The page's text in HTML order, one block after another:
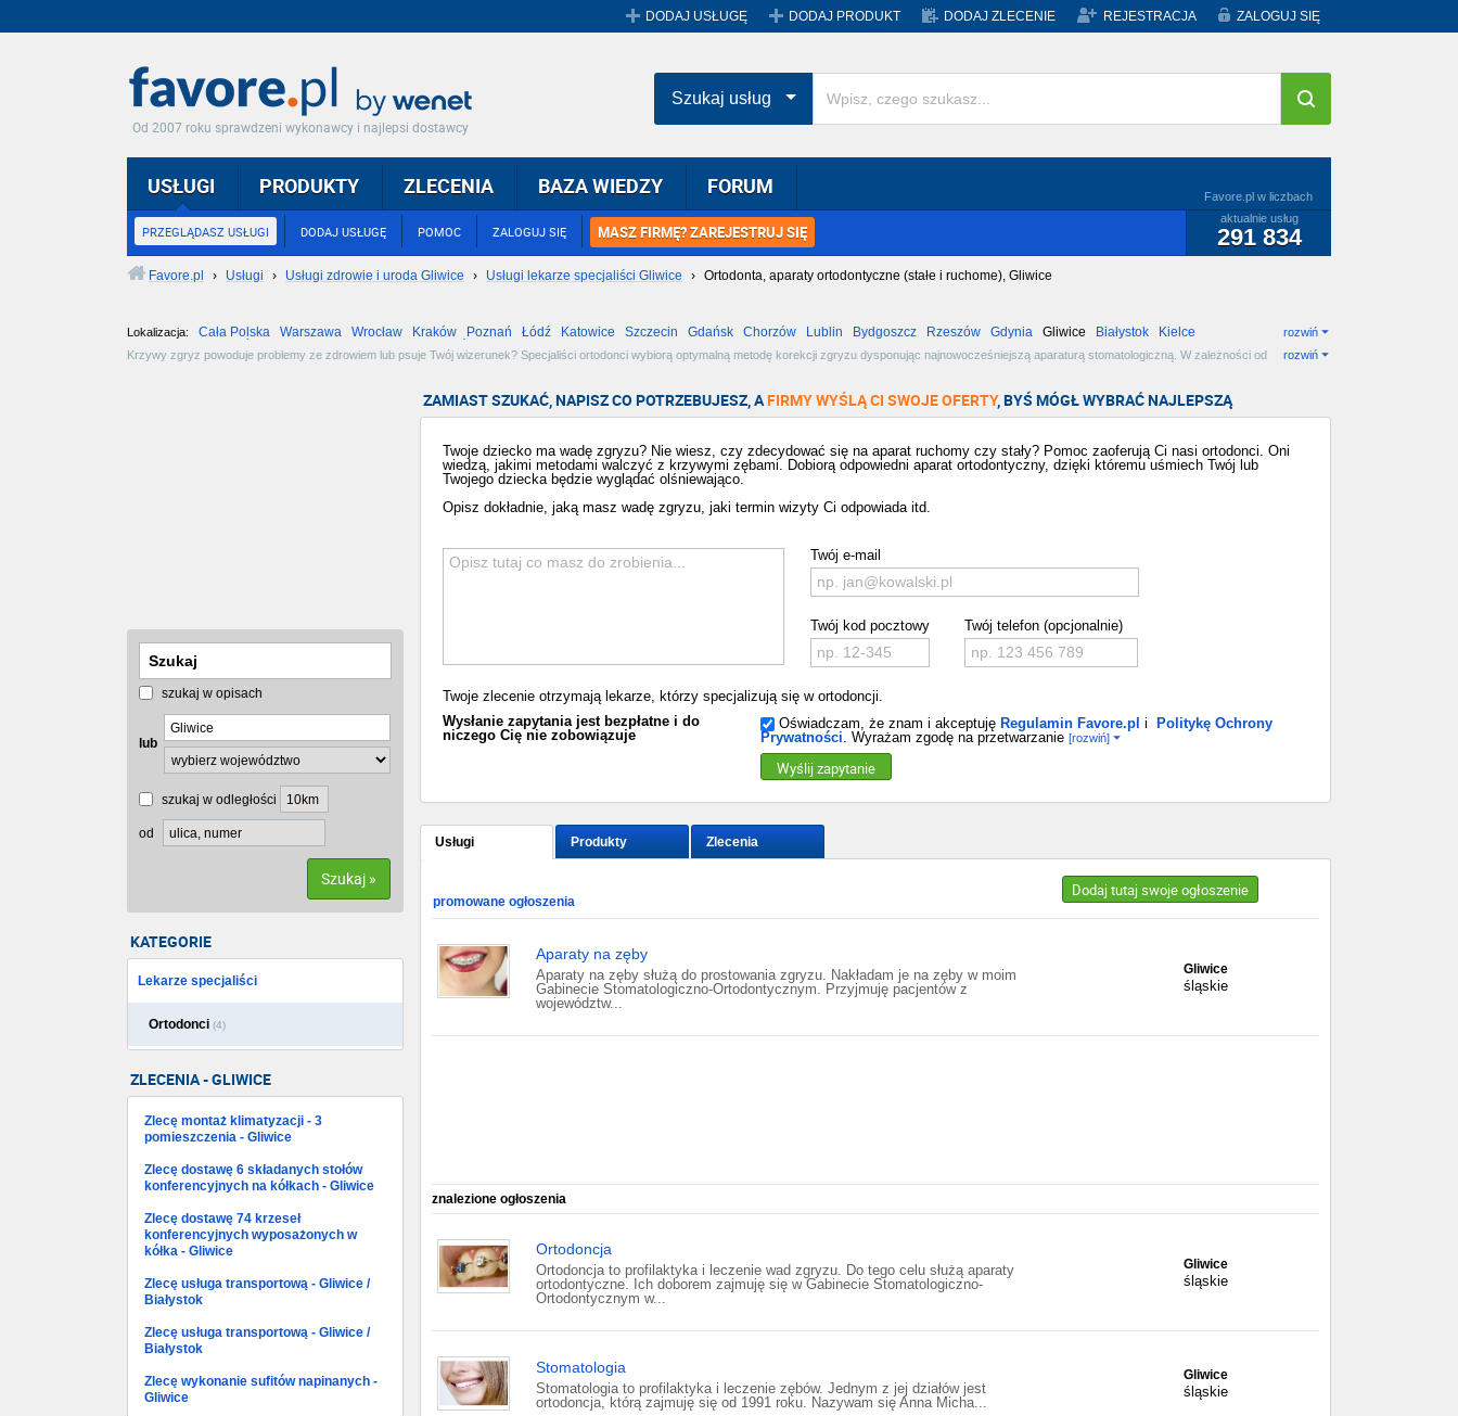
DODAJ USŁUGĘ DODAJ PRODUKT DODAJ ZLECENIE REJESTRACJA ZALOGUJ SIĘ
Od 2007 roku sprawdzeni wykonawcy i najlepsi dostawcy
USŁUGI
PRZEGLĄDASZ USŁUGI DODAJ USŁUGĘ POMOC ZALOGUJ SIĘ MASZ FIRMĘ? ZAREJESTRUJ SIĘ
Favore.pl w liczbach
aktualnie usług
291 834
PRODUKTY ZLECENIA BAZA WIEDZY FORUM
Szukaj usług
Favore.pl › Usługi › Usługi zdrowie i uroda Gliwice › Usługi lekarze specjaliści Gliwice › Ortodonta, aparaty ortodontyczne (stałe i ruchome), Gliwice
Lokalizacja: Cała Polska Warszawa Wrocław Kraków Poznań Łódź Katowice Szczecin Gdańsk Chorzów Lublin Bydgoszcz Rzeszów Gdynia Gliwice Białystok
Kielce
rozwiń
Krzywy zgryz powoduje problemy ze zdrowiem lub psuje Twój wizerunek? Specjaliści ortodonci wybiorą optymalną metodę korekcji zgryzu dysponując najnowocześniejszą aparaturą stomatologiczną. W zależności od
rozwiń
szukaj w opisach
lub
szukaj w odległości
od
Szukaj »
KATEGORIE
Lekarze specjaliści
Ortodonci (4)
ZLECENIA - GLIWICE
Zlecę montaż klimatyzacji - 3
pomieszczenia - Gliwice
Zlecę dostawę 6 składanych stołów
konferencyjnych na kółkach - Gliwice
Zlecę dostawę 74 krzeseł
konferencyjnych wyposażonych w
kółka - Gliwice
Zlecę usługa transportową - Gliwice /
Białystok
Zlecę usługa transportową - Gliwice /
Białystok
Zlecę wykonanie sufitów napinanych -
Gliwice
ZAMIAST SZUKAĆ, NAPISZ CO POTRZEBUJESZ, AFIRMY WYŚLĄ CI SWOJE OFERTY, BYŚ MÓGŁ WYBRAĆ NAJLEPSZĄ
Twoje dziecko ma wadę zgryzu? Nie wiesz, czy zdecydować się na aparat ruchomy czy stały? Pomoc zaoferują Ci nasi ortodonci. Oni
wiedzą, jakimi metodami walczyć z krzywymi zębami. Dobiorą odpowiedni aparat ortodontyczny, dzięki któremu uśmiech Twój lub
Twojego dziecka będzie wyglądać olśniewająco.
Opisz dokładnie, jaką masz wadę zgryzu, jaki termin wizyty Ci odpowiada itd.
Twój e-mail
Twój kod pocztowy Twój telefon (opcjonalnie)
Twoje zlecenie otrzymają lekarze, którzy specjalizują się w ortodoncji.
Wysłanie zapytania jest bezpłatne i do
niczego Cię nie zobowiązuje
Oświadczam, że znam i akceptuję Regulamin Favore.pl i
Politykę Ochrony
Prywatności. Wyrażam zgodę na przetwarzanie [rozwiń]
Wyślij zapytanie
Usługi Produkty Zlecenia
Dodaj tutaj swoje ogłoszenie
promowane ogłoszenia
Aparaty na zęby
Aparaty na zęby służą do prostowania zgryzu. Nakładam je na zęby w moim
Gabinecie Stomatologiczno-Ortodontycznym. Przyjmuję pacjentów z
województw...
Gliwice
śląskie
znalezione ogłoszenia
Ortodoncja
Ortodoncja to profilaktyka i leczenie wad zgryzu. Do tego celu służą aparaty
ortodontyczne. Ich doborem zajmuję się w Gabinecie Stomatologiczno-
Ortodontycznym w...
Gliwice
śląskie
Stomatologia
Stomatologia to profilaktyka i leczenie zębów. Jednym z jej działów jest
ortodoncja, którą zajmuję się od 1991 roku. Nazywam się Anna Micha...
Gliwice
śląskie